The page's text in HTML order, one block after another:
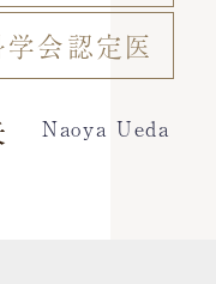
会認定医
Naoya Ueda